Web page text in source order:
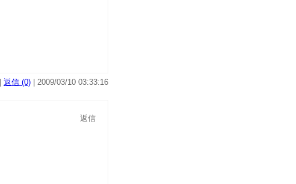
返信 (0) | 2009/03/10 03:33:16
返信